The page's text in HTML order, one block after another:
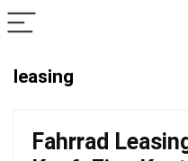
leasing
Fahrrad